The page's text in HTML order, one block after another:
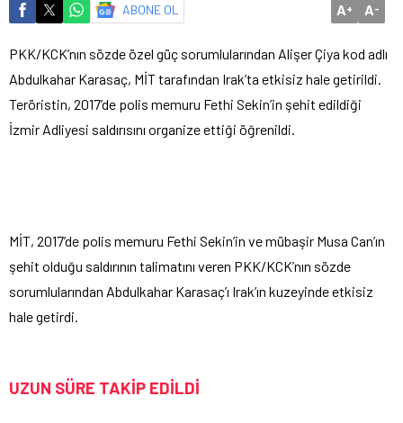
ABONE OL A+ A-
PKK/KCK’nın sözde özel güç sorumlularından Alişer Çiya kod adlı
Abdulkahar Karasaç, MİT tarafından Irak’ta etkisiz hale getirildi.
Teröristin, 2017’de polis memuru Fethi Sekin’in şehit edildiği
İzmir Adliyesi saldırısını organize ettiği öğrenildi.
MİT, 2017’de polis memuru Fethi Sekin’in ve mübaşir Musa Can’ın
şehit olduğu saldırının talimatını veren PKK/KCK’nın sözde
sorumlularından Abdulkahar Karasaç’ı Irak’ın kuzeyinde etkisiz
hale getirdi.
UZUN SÜRE TAKİP EDİLDİ